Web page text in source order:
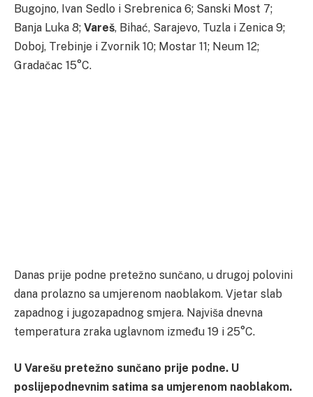
Bugojno, Ivan Sedlo i Srebrenica 6; Sanski Most 7;
Banja Luka 8; Vareš, Bihać, Sarajevo, Tuzla i Zenica 9;
Doboj, Trebinje i Zvornik 10; Mostar 11; Neum 12;
Gradačac 15°C.
Danas prije podne pretežno sunčano, u drugoj polovini
dana prolazno sa umjerenom naoblakom. Vjetar slab
zapadnog i jugozapadnog smjera. Najviša dnevna
temperatura zraka uglavnom između 19 i 25°C.
U Varešu pretežno sunčano prije podne. U
poslijepodnevnim satima sa umjerenom naoblakom.